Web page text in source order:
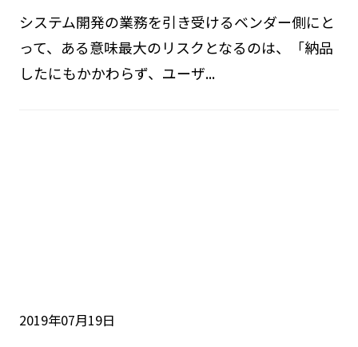
システム開発の業務を引き受けるベンダー側にと
って、ある意味最大のリスクとなるのは、「納品
したにもかかわらず、ユーザ...